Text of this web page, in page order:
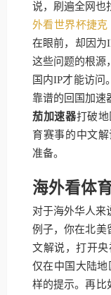
说，刷遍全网也
外看世界杯捷克
在眼前，却因为
这些问题的根源
国内IP才能访问
靠谱的回国加速
茄加速器打破
育赛事的中文
准备。
海外看体
对于海外华人来
例子，你在北美
文解说，打开央
仅在中国大陆
样的提示。再比